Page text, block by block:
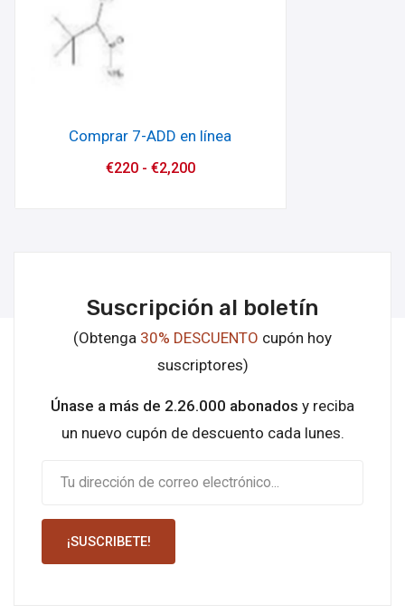
Comprar 7-ADD en línea
€220- €2,200
Suscripción al boletín
(Obtenga 30% DESCUENTO cupón hoy
suscriptores)
Únase a más de 2.26.000 abonados y reciba
un nuevo cupón de descuento cada lunes.
¡SUSCRIBETE!